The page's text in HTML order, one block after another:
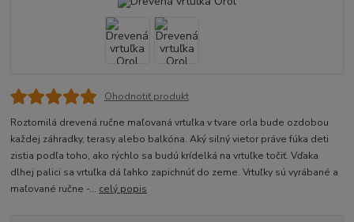
Ohodnotiť produkt
Roztomilá drevená ručne maľovaná vrtuľka v tvare orla bude ozdobou
každej záhradky, terasy alebo balkóna. Aký silný vietor práve fúka deti
zistia podľa toho, ako rýchlo sa budú krídelká na vrtuľke točiť. Vďaka
dlhej palici sa vrtuľka dá ľahko zapichnúť do zeme. Vrtuľky sú vyrábané a
maľované ručne -... celý popis